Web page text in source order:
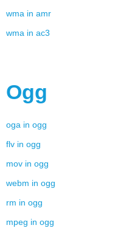
wma in amr
wma in ac3
Ogg
oga in ogg
flv in ogg
mov in ogg
webm in ogg
rm in ogg
mpeg in ogg